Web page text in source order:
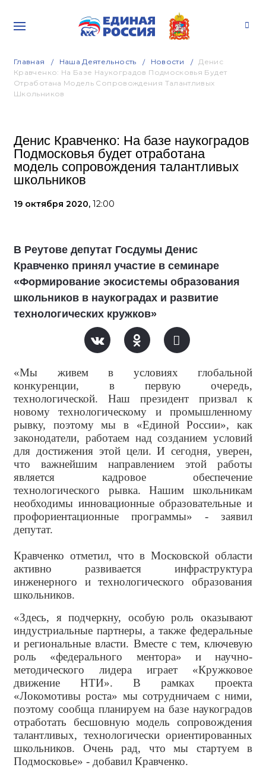
Главная Наша Деятельность Новости
Денис
Кравченко: На Базе Наукоградов Подмосковья Будет
Отработана Модель Сопровождения Талантливых
Школьников
Денис Кравченко: На базе наукоградов
Подмосковья будет отработана
модель сопровождения талантливых
школьников
19 октября 2020, 12:00
В Реутове депутат Госдумы Денис
Кравченко принял участие в семинаре
«Формирование экосистемы образования
школьников в наукоградах и развитие
технологических кружков»
«Мы живем в условиях глобальной
конкуренции, в первую очередь,
технологической. Наш президент призвал к
новому технологическому и промышленному
рывку, поэтому мы в «Единой России», как
законодатели, работаем над созданием условий
для достижения этой цели. И сегодня, уверен,
что важнейшим направлением этой работы
является кадровое обеспечение
технологического рывка. Нашим школьникам
необходимы инновационные образовательные и
профориентационные программы» - заявил
депутат.
Кравченко отметил, что в Московской области
активно развивается инфраструктура
инженерного и технологического образования
школьников.
«Здесь, я подчеркну, особую роль оказывают
индустриальные партнеры, а также федеральные
и региональные власти. Вместе с тем, ключевую
роль «федерального ментора» и научно-
методического лидера играет «Кружковое
движение НТИ». В рамках проекта
«Локомотивы роста» мы сотрудничаем с ними,
поэтому сообща планируем на базе наукоградов
отработать бесшовную модель сопровождения
талантливых, технологически ориентированных
школьников. Очень рад, что мы стартуем в
Подмосковье» - добавил Кравченко.